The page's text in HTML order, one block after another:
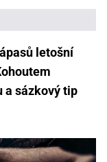
letošní
a sázkový tip